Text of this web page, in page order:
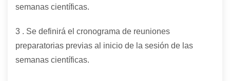
semanas científicas.
3 . Se definirá el cronograma de reuniones
preparatorias previas al inicio de la sesión de las
semanas científicas.